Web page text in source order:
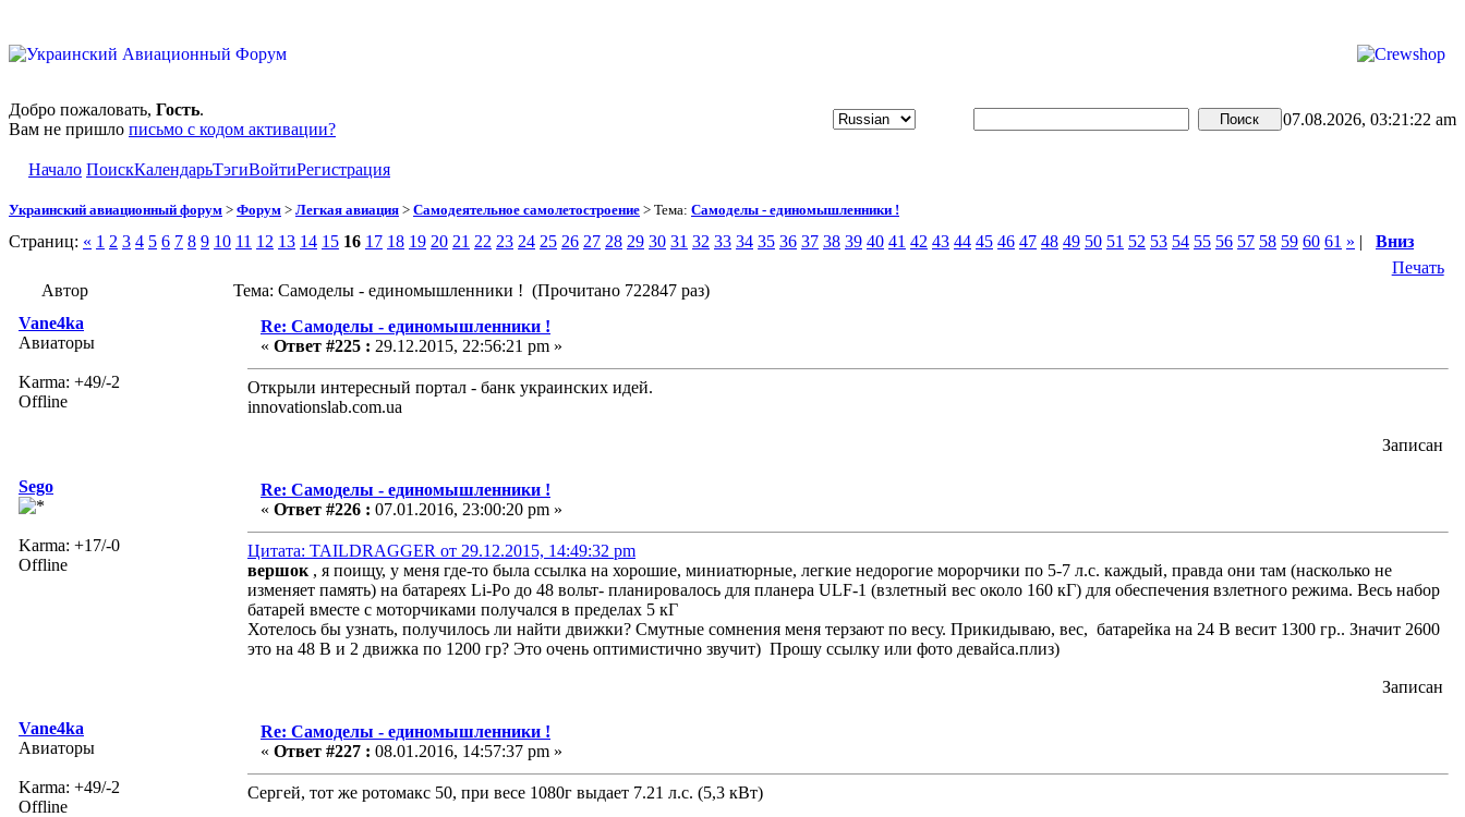
Добро пожаловать, Гость.
Вам не пришло письмо с кодом активации?
07.08.2026, 03:21:22 am
Начало ПоискКалендарьТэгиВойтиРегистрация
Украинский авиационный форум > Форум > Легкая авиация > Самодеятельное самолетостроение > Тема: Самоделы - единомышленники !
Страниц: « 1 2 3 4 5 6 7 8 9 10 11 12 13 14 15 16 17 18 19 20 21 22 23 24 25 26 27 28 29 30 31 32 33 34 35 36 37 38 39 40 41 42 43 44 45 46 47 48 49 50 51 52 53 54 55 56 57 58 59 60 61 » | Вниз
Печать
Автор
Тема: Самоделы - единомышленники ! (Прочитано 722847 раз)
Vane4ka
Авиаторы
Karma: +49/-2
Offline
Re: Самоделы - единомышленники !
« Ответ #225 : 29.12.2015, 22:56:21 pm »
Открыли интересный портал - банк украинских идей.
innovationslab.com.ua
Записан
Sego
Karma: +17/-0
Offline
Re: Самоделы - единомышленники !
« Ответ #226 : 07.01.2016, 23:00:20 pm »
Цитата: TAILDRAGGER от 29.12.2015, 14:49:32 pm
вершок , я поищу, у меня где-то была ссылка на хорошие, миниатюрные, легкие недорогие морорчики по 5-7 л.с. каждый, правда они там (насколько не
изменяет память) на батареях Li-Po до 48 вольт- планировалось для планера ULF-1 (взлетный вес около 160 кГ) для обеспечения взлетного режима. Весь набор
батарей вместе с моторчиками получался в пределах 5 кГ
Хотелось бы узнать, получилось ли найти движки? Смутные сомнения меня терзают по весу. Прикидываю, вес, батарейка на 24 В весит 1300 гр.. Значит 2600
это на 48 В и 2 движка по 1200 гр? Это очень оптимистично звучит) Прошу ссылку или фото девайса.плиз)
Записан
Vane4ka
Авиаторы
Karma: +49/-2
Offline
Re: Самоделы - единомышленники !
« Ответ #227 : 08.01.2016, 14:57:37 pm »
Сергей, тот же ротомакс 50, при весе 1080г выдает 7.21 л.с. (5,3 кВт)